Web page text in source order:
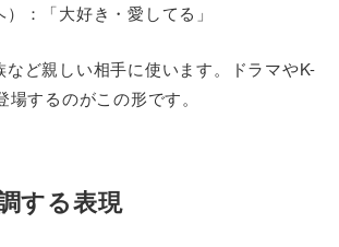
）：「大好き・愛してる」
など親しい相手に使います。ドラマやK-
するのがこの形です。
する表現